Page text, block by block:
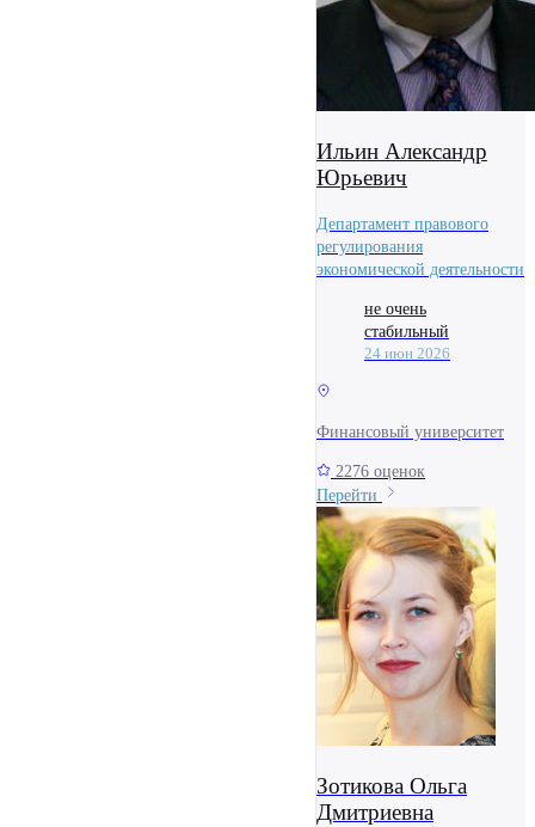
Ильин Александр
Юрьевич
Департамент правового
регулирования
экономической деятельности
не очень
стабильный
24 июн 2026
Финансовый университет
2276 оценок
Перейти
Зотикова Ольга
Дмитриевна